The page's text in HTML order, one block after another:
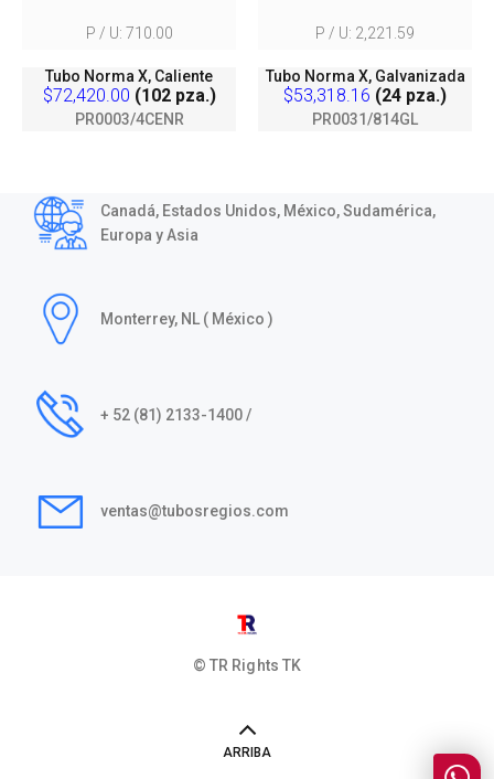
P / U: 710.00
Tubo Norma X, Caliente
$72,420.00 (102 pza.)
PR0003/4CENR
P / U: 2,221.59
Tubo Norma X, Galvanizada
$53,318.16 (24 pza.)
PR0031/814GL
Canadá, Estados Unidos, México, Sudamérica,
Europa y Asia
Monterrey, NL ( México )
+ 52 (81) 2133-1400 /
ventas@tubosregios.com
© TR RightsTK
ARRIBA